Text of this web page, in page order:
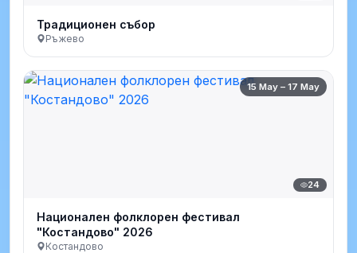
Традиционен събор
Ръжево
15 May – 17 May
24
Национален фолклорен фестивал
"Костандово" 2026
Костандово